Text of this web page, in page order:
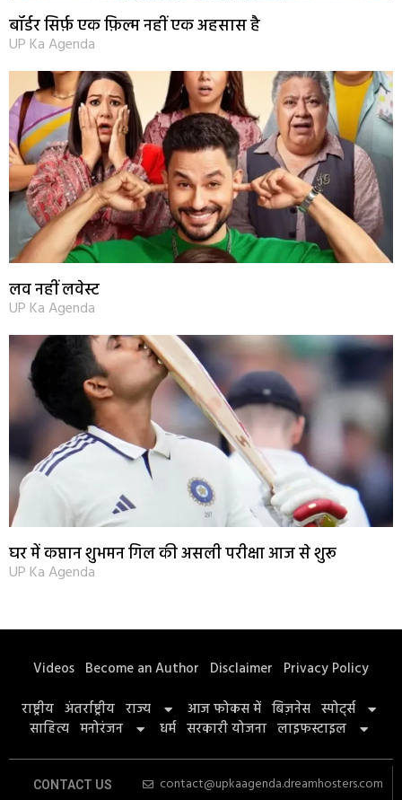
बॉर्डर सिर्फ़ एक फ़िल्म नहीं एक अहसास है
UP Ka Agenda
लव नहीं लवेस्ट
UP Ka Agenda
घर में कप्तान शुभमन गिल की असली परीक्षा आज से शुरू
UP Ka Agenda
Videos Become an Author Disclaimer Privacy Policy
राष्ट्रीय अंतर्राष्ट्रीय राज्य आज फोकस में बिज़नेस स्पोर्ट्स
साहित्य मनोरंजन धर्म सरकारी योजना लाइफस्टाइल
CONTACT US contact@upkaagenda.dreamhosters.com